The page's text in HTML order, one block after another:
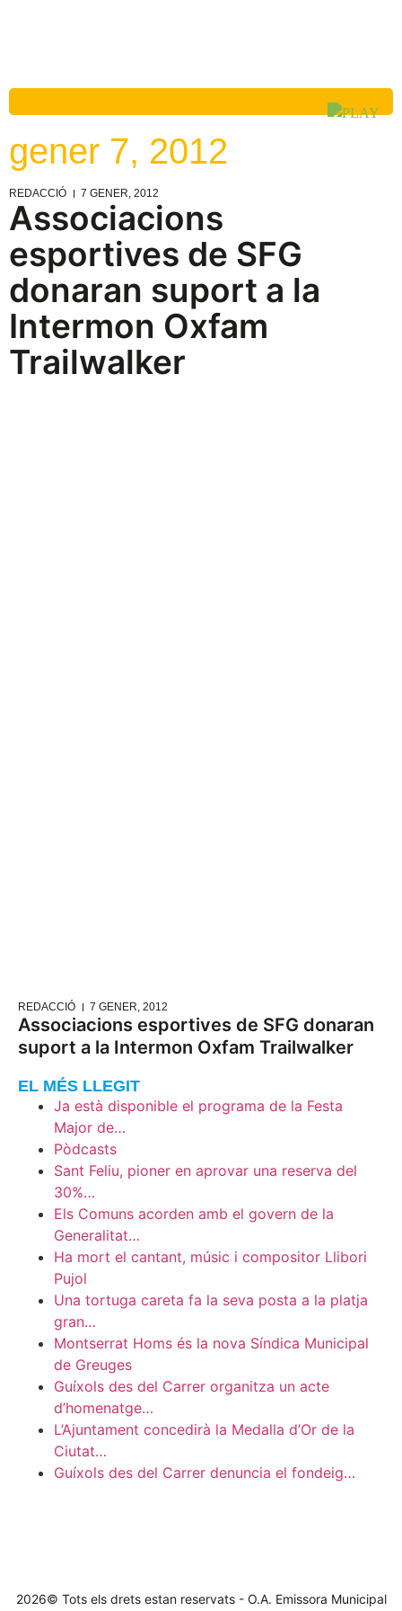
gener 7, 2012
REDACCIÓ 7 GENER, 2012
Associacions
esportives de SFG
donaran suport a la
Intermon Oxfam
Trailwalker
REDACCIÓ 7 GENER, 2012
Associacions esportives de SFG donaran
suport a la Intermon Oxfam Trailwalker
EL MÉS LLEGIT
Ja està disponible el programa de la Festa
Major de…
Pòdcasts
Sant Feliu, pioner en aprovar una reserva del
30%…
Els Comuns acorden amb el govern de la
Generalitat…
Ha mort el cantant, músic i compositor Llibori
Pujol
Una tortuga careta fa la seva posta a la platja
gran…
Montserrat Homs és la nova Síndica Municipal
de Greuges
Guíxols des del Carrer organitza un acte
d’homenatge…
L’Ajuntament concedirà la Medalla d’Or de la
Ciutat…
Guíxols des del Carrer denuncia el fondeig…
2026© Tots els drets estan reservats - O.A. Emissora Municipal